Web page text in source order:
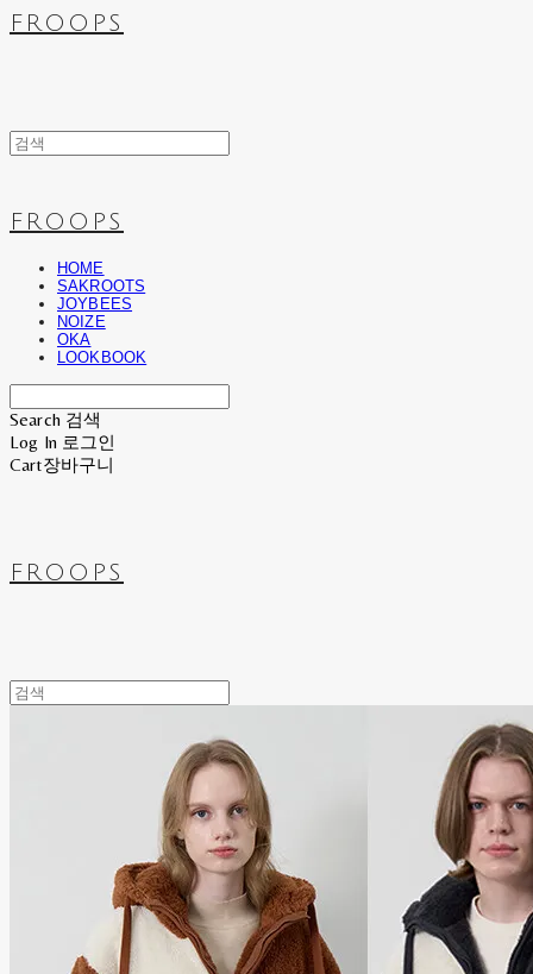
FROOPS
FROOPS
HOME
SAKROOTS
JOYBEES
NOIZE
OKA
LOOKBOOK
Search 검색
Log In 로그인
Cart장바구니
FROOPS